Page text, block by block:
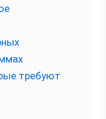
требуют